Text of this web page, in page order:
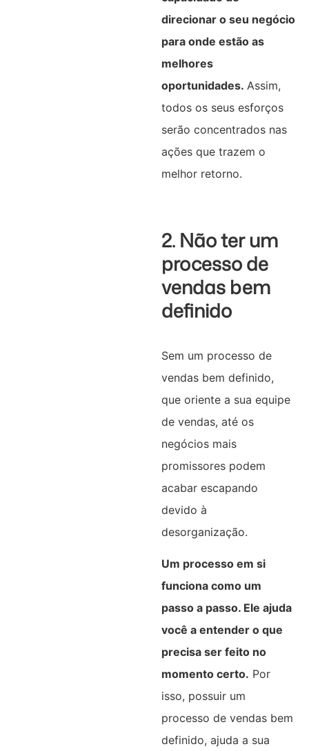
direcionar o seu negócio
para onde estão as
melhores
oportunidades. Assim,
todos os seus esforços
serão concentrados nas
ações que trazem o
melhor retorno.
2. Não ter um
processo de
vendas bem
definido
Sem um processo de
vendas bem definido,
que oriente a sua equipe
de vendas, até os
negócios mais
promissores podem
acabar escapando
devido à
desorganização.
Um processo em si
funciona como um
passo a passo. Ele ajuda
você a entender o que
precisa ser feito no
momento certo. Por
isso, possuir um
processo de vendas bem
definido, ajuda a sua